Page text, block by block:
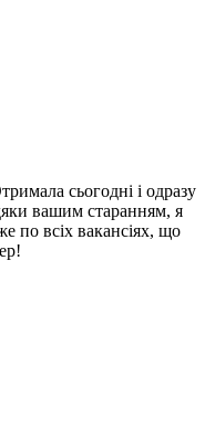
сьогодні і одразу
вашим старанням, я
по всіх вакансіях, що